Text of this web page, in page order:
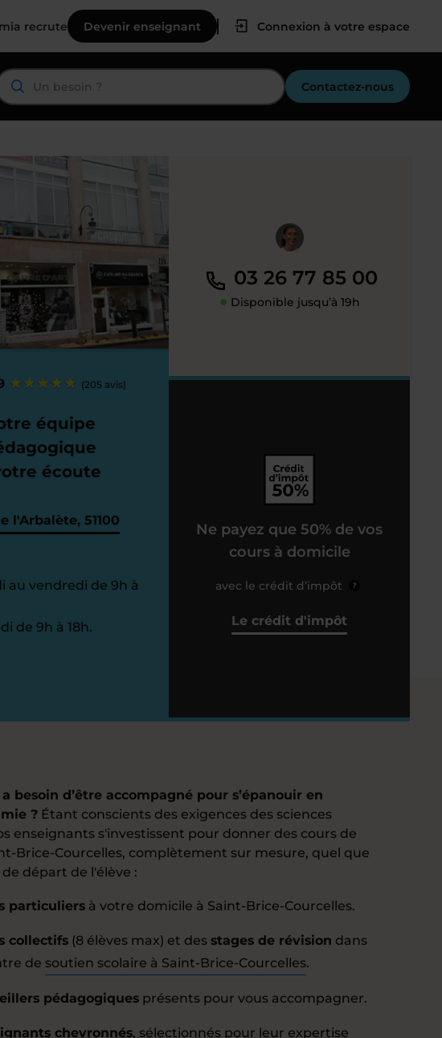
recrute Devenir enseignant Connexion à votre espace
Contactez-nous
(205 avis)
équipe
écoute
l'Arbalète, 51100
au vendredi de 9h à
de 9h à 18h.
03 26 77 85 00
Disponible jusqu’à 19h
Ne payez que 50% de vos
cours à domicile
avec le crédit d’impôt ?
Le crédit d'impôt
besoin d’être accompagné pour s’épanouir en
? Étant conscients des exigences des sciences
enseignants s'investissent pour donner des cours de
Brice-Courcelles, complètement sur mesure, quel que
départ de l'élève :
particuliers à votre domicile à Saint-Brice-Courcelles.
collectifs (8 élèves max) et des stages de révision dans
de soutien scolaire à Saint-Brice-Courcelles.
pédagogiques présents pour vous accompagner.
chevronnés, sélectionnés pour leur expertise